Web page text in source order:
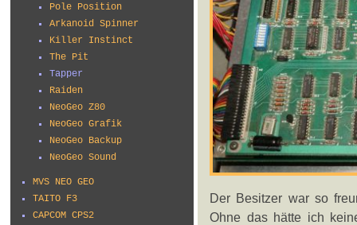
Pole Position
Arkanoid Spinner
Killer Instinct
The Pit
Tapper
Raiden
NeoGeo Z80
NeoGeo Grafik
NeoGeo Backup
NeoGeo Sound
MVS NEO GEO
TAITO F3
CAPCOM CPS2
Der Besitzer war so
Ohne das hätte ich